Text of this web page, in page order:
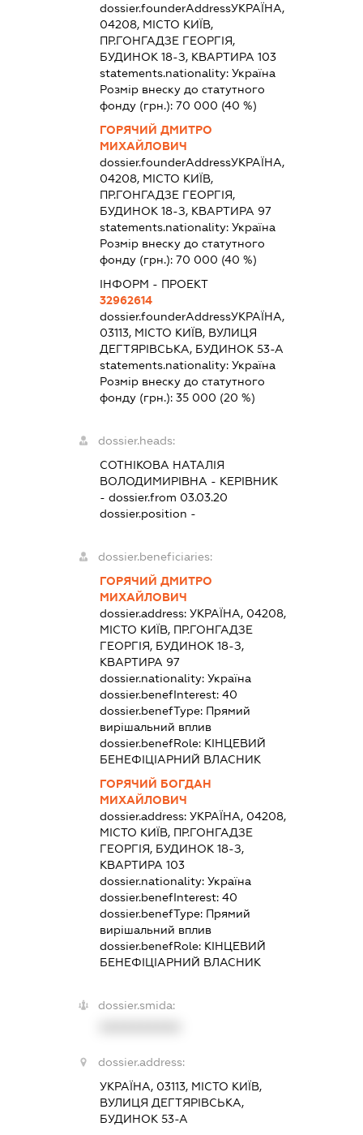
dossier.founderAddressУКРАЇНА,
04208, МІСТО КИЇВ,
ПР.ГОНГАДЗЕ ГЕОРГІЯ,
БУДИНОК 18-З, КВАРТИРА 103
statements.nationality: Україна
Розмір внеску до статутного
фонду (грн.): 70 000 (40 %)
ГОРЯЧИЙ ДМИТРО
МИХАЙЛОВИЧ
dossier.founderAddressУКРАЇНА,
04208, МІСТО КИЇВ,
ПР.ГОНГАДЗЕ ГЕОРГІЯ,
БУДИНОК 18-З, КВАРТИРА 97
statements.nationality: Україна
Розмір внеску до статутного
фонду (грн.): 70 000 (40 %)
ІНФОРМ - ПРОЕКТ
32962614
dossier.founderAddressУКРАЇНА,
03113, МІСТО КИЇВ, ВУЛИЦЯ
ДЕГТЯРІВСЬКА, БУДИНОК 53-А
statements.nationality: Україна
Розмір внеску до статутного
фонду (грн.): 35 000 (20 %)
dossier.heads:
СОТНІКОВА НАТАЛІЯ
ВОЛОДИМИРІВНА - КЕРІВНИК
- dossier.from 03.03.20
dossier.position -
dossier.beneficiaries:
ГОРЯЧИЙ ДМИТРО
МИХАЙЛОВИЧ
dossier.address: УКРАЇНА, 04208,
МІСТО КИЇВ, ПР.ГОНГАДЗЕ
ГЕОРГІЯ, БУДИНОК 18-З,
КВАРТИРА 97
dossier.nationality: Україна
dossier.benefInterest: 40
dossier.benefType: Прямий
вирішальний вплив
dossier.benefRole: КІНЦЕВИЙ
БЕНЕФІЦІАРНИЙ ВЛАСНИК
ГОРЯЧИЙ БОГДАН
МИХАЙЛОВИЧ
dossier.address: УКРАЇНА, 04208,
МІСТО КИЇВ, ПР.ГОНГАДЗЕ
ГЕОРГІЯ, БУДИНОК 18-З,
КВАРТИРА 103
dossier.nationality: Україна
dossier.benefInterest: 40
dossier.benefType: Прямий
вирішальний вплив
dossier.benefRole: КІНЦЕВИЙ
БЕНЕФІЦІАРНИЙ ВЛАСНИК
dossier.smida:
dossier.address:
УКРАЇНА, 03113, МІСТО КИЇВ,
ВУЛИЦЯ ДЕГТЯРІВСЬКА,
БУДИНОК 53-А